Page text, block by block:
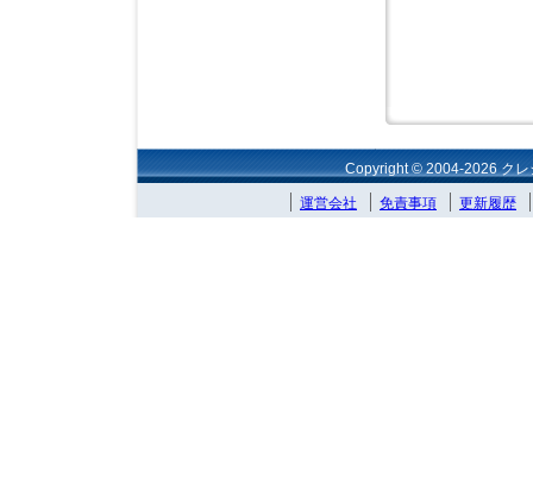
Copyright © 2004-2026 クレ
運営会社 免責事項 更新履歴